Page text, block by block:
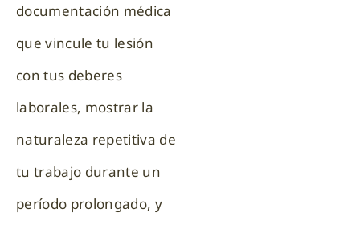
documentación médica
que vincule tu lesión
con tus deberes
laborales, mostrar la
naturaleza repetitiva de
tu trabajo durante un
período prolongado, y